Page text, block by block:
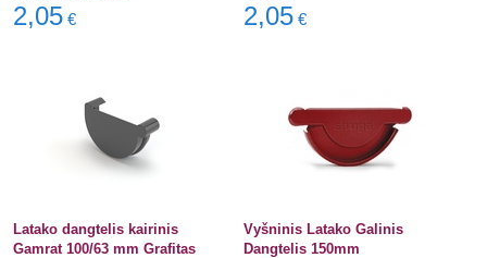
2,05 € 2,05 €
Latako dangtelis kairinis
Gamrat 100/63 mm Grafitas
Vyšninis Latako Galinis
Dangtelis 150mm